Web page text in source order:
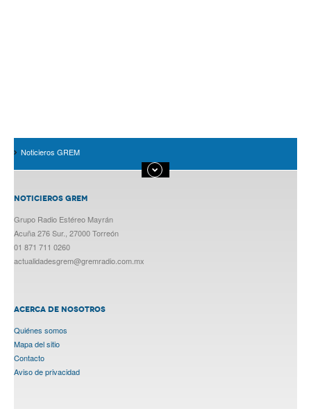
Noticieros GREM
NOTICIEROS GREM
Grupo Radio Estéreo Mayrán
Acuña 276 Sur., 27000 Torreón
01 871 711 0260
actualidadesgrem@gremradio.com.mx
ACERCA DE NOSOTROS
Quiénes somos
Mapa del sitio
Contacto
Aviso de privacidad